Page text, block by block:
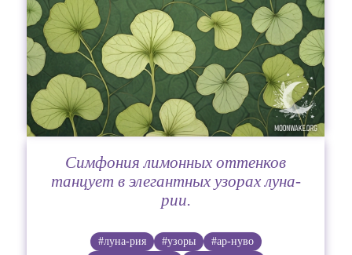
Симфония лимонных оттенков
танцует в элегантных узорах луна-
рии.
#луна-рия #узоры
#ар-нуво